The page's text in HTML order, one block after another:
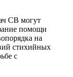
СВ могут
помощи
на
стихийных
с